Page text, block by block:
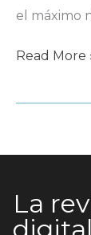
el máximo
Audio
Read More
La